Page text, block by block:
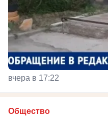
вчера в 17:22
Общество